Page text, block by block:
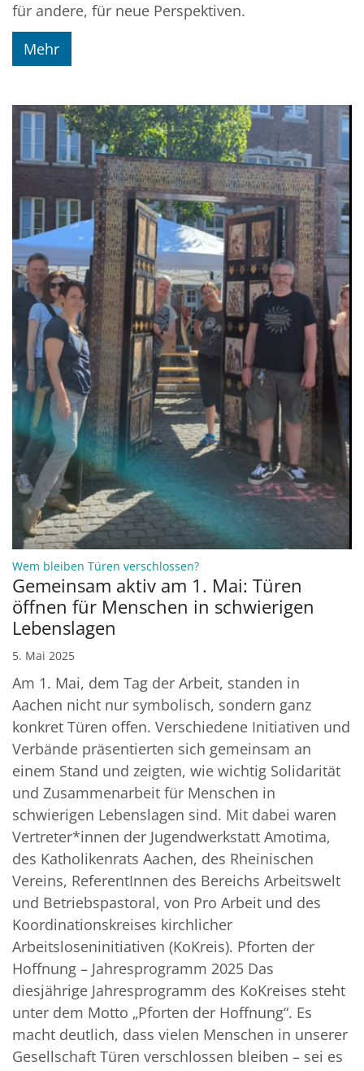
für andere, für neue Perspektiven.
Mehr
Wem bleiben Türen verschlossen?:
Gemeinsam aktiv am 1. Mai: Türen
öffnen für Menschen in schwierigen
Lebenslagen
5. Mai 2025
Am 1. Mai, dem Tag der Arbeit, standen in
Aachen nicht nur symbolisch, sondern ganz
konkret Türen offen. Verschiedene Initiativen und
Verbände präsentierten sich gemeinsam an
einem Stand und zeigten, wie wichtig Solidarität
und Zusammenarbeit für Menschen in
schwierigen Lebenslagen sind. Mit dabei waren
Vertreter*innen der Jugendwerkstatt Amotima,
des Katholikenrats Aachen, des Rheinischen
Vereins, ReferentInnen des Bereichs Arbeitswelt
und Betriebspastoral, von Pro Arbeit und des
Koordinationskreises kirchlicher
Arbeitsloseninitiativen (KoKreis). Pforten der
Hoffnung – Jahresprogramm 2025 Das
diesjährige Jahresprogramm des KoKreises steht
unter dem Motto „Pforten der Hoffnung“. Es
macht deutlich, dass vielen Menschen in unserer
Gesellschaft Türen verschlossen bleiben – sei es